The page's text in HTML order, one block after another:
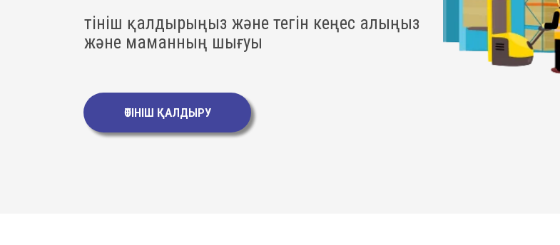
Өтініш қалдырыңыз және тегін кеңес алыңыз
және маманның шығуы
ӨТІНІШ ҚАЛДЫРУ